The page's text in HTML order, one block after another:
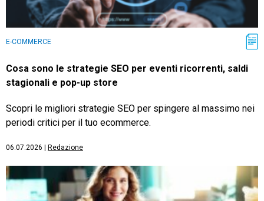
E-COMMERCE
Cosa sono le strategie SEO per eventi ricorrenti, saldi
stagionali e pop-up store
Scopri le migliori strategie SEO per spingere al massimo nei
periodi critici per il tuo ecommerce.
06.07.2026 Redazione